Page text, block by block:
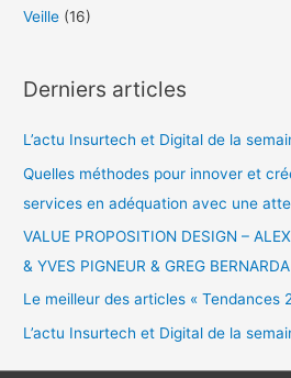
Veille (16)
Derniers articles
L’actu Insurtech et Digital de la
Quelles méthodes pour innover et
services en adéquation avec une
VALUE PROPOSITION DESIGN –
& YVES PIGNEUR & GREG
Le meilleur des articles « Tendances
L’actu Insurtech et Digital de la